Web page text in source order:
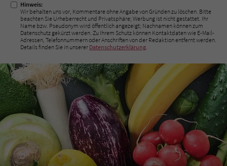
Hinweis:
Wir behalten uns vor, Kommentare ohne Angabe von Gründen zu löschen. Bitte
beachten Sie Urheberrecht und Privatsphäre; Werbung ist nicht gestattet. Ihr
Name bzw. Pseudonym wird öffentlich angezeigt; Nachnamen können zum
Datenschutz gekürzt werden. Zu Ihrem Schutz können Kontaktdaten wie E-Mail-
Adressen, Telefonnummern oder Anschriften von der Redaktion entfernt werden.
Details finden Sie in unserer Datenschutzerklärung.